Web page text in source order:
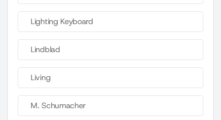
Lighting Keyboard
Lindblad
Living
M. Schumacher